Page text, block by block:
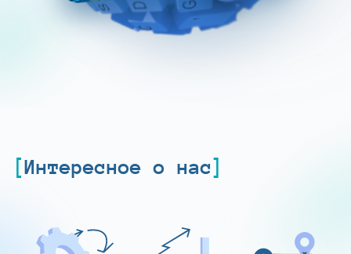
Интересное о нас